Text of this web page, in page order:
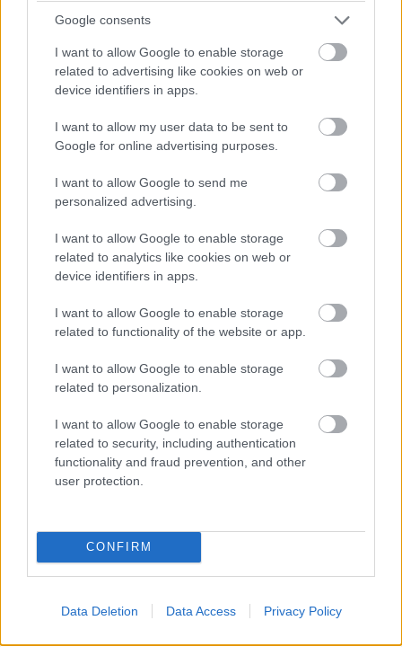
Google consents
I want to allow Google to enable storage
related to advertising like cookies on web or
device identifiers in apps.
I want to allow my user data to be sent to
Google for online advertising purposes.
I want to allow Google to send me
personalized advertising.
I want to allow Google to enable storage
related to analytics like cookies on web or
device identifiers in apps.
I want to allow Google to enable storage
related to functionality of the website or app.
I want to allow Google to enable storage
related to personalization.
I want to allow Google to enable storage
related to security, including authentication
functionality and fraud prevention, and other
user protection.
CONFIRM
Data Deletion Data Access Privacy Policy
Εμμανουέλα7
Για θύμισε μας ποιοι ζητούσες να φύγουν εσύ η
ίδια μετά το f4;
Απάντησε
green inside
Εμμανουέλα7
25/06/2025 - 15:39
Τον μονο ΦΟΒΟ (με κεφαλαία) ειδαμε για
αλλη μια φορα απο την ομάδα σας στον
ημιτελικο του φ4 που πρωτάρης προπονητής
σας τυλιξε σε μια κολλα χαρτι.
Απάντησε
3 Likes 1 Απαντήσεις
green inside
25/06/2025 - 15:47
Εδω ειναι το θεμα. Κανενας φοβος. Ειδαμε μια
ομαδα που δε πηγε καν για να παιξει. Αν
υπηρχε φοβος θα μιολαγαμε διαφορετικα
αγχωθηκαν και η αιτια ειναι γνωστη σε
ολους.-
Απάντησε
1 Likes 1 Απαντήσεις